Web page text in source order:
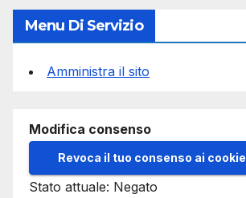
Menu Di Servizio
Amministra il sito
Modifica consenso
Revoca il tuo consenso ai cookie
Stato attuale: Negato